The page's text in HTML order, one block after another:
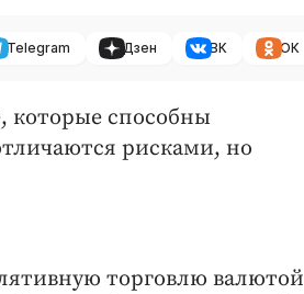
Telegram Дзен ВК ОК
которые способны
рисками, но
торговлю валютой